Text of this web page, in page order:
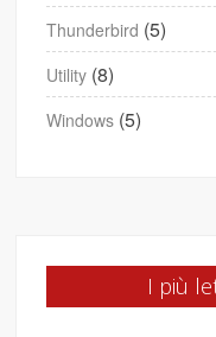
Thunderbird (5)
Utility (8)
Windows (5)
I più